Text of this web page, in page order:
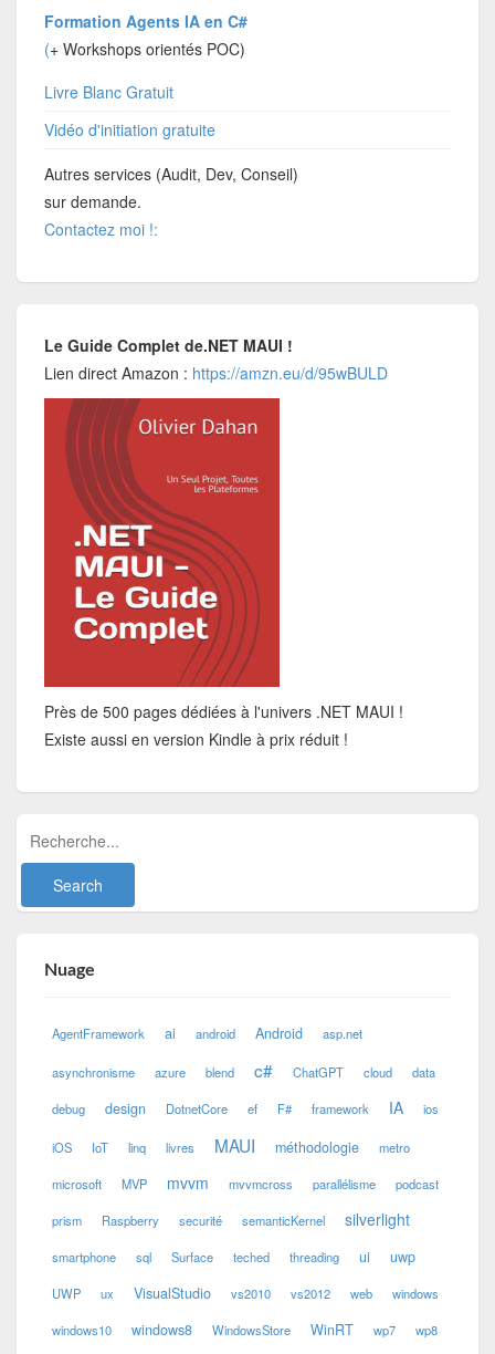
Formation Agents IA en C#
(+ Workshops orientés POC)
Livre Blanc Gratuit
Vidéo d'initiation gratuite
Autres services (Audit, Dev, Conseil)
sur demande.
Contactez moi !:
Le Guide Complet de.NET MAUI !
Lien direct Amazon : https://amzn.eu/d/95wBULD
Près de 500 pages dédiées à l'univers .NET MAUI !
Existe aussi en version Kindle à prix réduit !
Nuage
AgentFramework ai android Android asp.net
asynchronisme azure blend c# ChatGPT cloud data
debug design DotnetCore ef F# framework IA ios
iOS IoT linq livres MAUI méthodologie metro
microsoft MVP mvvm mvvmcross parallélisme podcast
prism Raspberry securité semanticKernel silverlight
smartphone sql Surface teched threading ui uwp
UWP ux VisualStudio vs2010 vs2012 web windows
windows10 windows8 WindowsStore WinRT wp7 wp8